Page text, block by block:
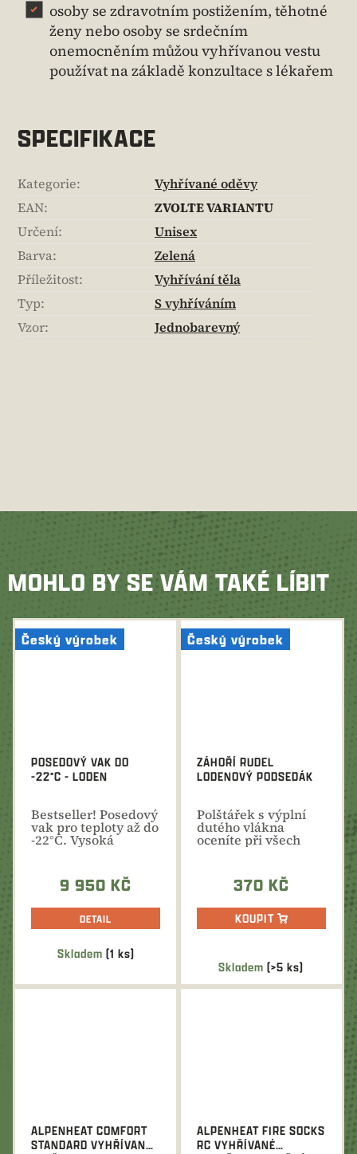
osoby se zdravotním postižením, těhotné
ženy nebo osoby se srdečním
onemocněním můžou vyhřívanou vestu
používat na základě konzultace s lékařem
SPECIFIKACE
Kategorie:
Vyhřívané oděvy
EAN:
ZVOLTE VARIANTU
Určení:
Unisex
Barva:
Zelená
Příležitost:
Vyhřívání těla
Typ:
S vyhříváním
Vzor: Jednobarevný
MOHLO BY SE VÁM TAKÉ LÍBIT
Český výrobek
Průměrné
produktu
Skladem (1 ks)
POSEDOVÝ VAK DO
-22°C - LODEN
Bestseller! Posedový
vak pro teploty až do
-22°C. Vysoká
kvalita. Velikost je...
9 950 KČ
DETAIL
Český výrobek
Skladem(>5 ks)
ZÁHOŘÍ RUDEL
LODENOVÝ PODSEDÁK
Polštářek s výplní
dutého vlákna
oceníte při všech
toulkách přírodou....
370 KČ
KOUPIT
ALPENHEAT COMFORT
STANDARD VYHŘÍVANÉ
ALPENHEAT FIRE SOCKS
RC VYHŘÍVANÉ